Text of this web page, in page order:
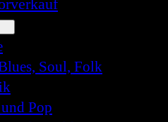
Soul, Folk
Pop